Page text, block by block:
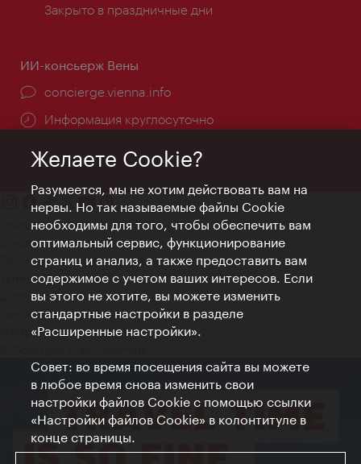
Закрыто в праздничные дни
ИИ-консьерж Вены
concierge.vienna.info
Информация круглосуточно
Контакт
Credits
Положение о конфиденциальности
Terms of Use
Доступность
Контакты для прессы
Настройки файлов Cookie
Желаете Cookie?
Разумеется, мы не хотим действовать вам на
нервы. Но так называемые файлы Cookie
необходимы для того, чтобы обеспечить вам
оптимальный сервис, функционирование
страниц и анализ, а также предоставить вам
содержимое с учетом ваших интересов. Если
вы этого не хотите, вы можете изменить
стандартные настройки в разделе
«Расширенные настройки».
Совет: во время посещения сайта вы можете
в любое время снова изменить свои
настройки файлов Cookie с помощью ссылки
«Настройки файлов Cookie» в колонтитуле в
конце страницы.